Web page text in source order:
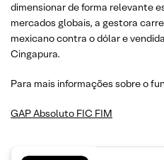
dimensionar de forma relevante
mercados globais, a gestora
mexicano contra o dólar e
Cingapura.
Para mais informações sobre o
GAP Absoluto FIC FIM